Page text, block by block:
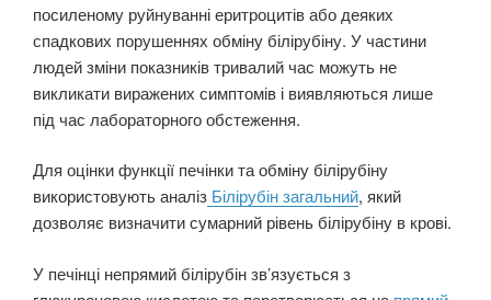
посиленому руйнуванні еритроцитів або деяких
спадкових порушеннях обміну білірубіну. У частини
людей зміни показників тривалий час можуть не
викликати виражених симптомів і виявляються лише
під час лабораторного обстеження.
Для оцінки функції печінки та обміну білірубіну
використовують аналіз Білірубін загальний, який
дозволяє визначити сумарний рівень білірубіну в крові.
У печінці непрямий білірубін зв’язується з